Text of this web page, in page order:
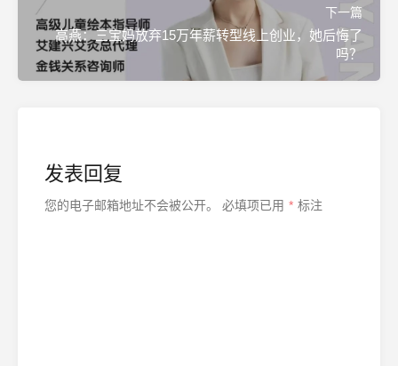
下一篇
高燕：三宝妈放弃15万年薪转型线上创业，她后悔了
吗？
发表回复
您的电子邮箱地址不会被公开。 必填项已用 * 标注